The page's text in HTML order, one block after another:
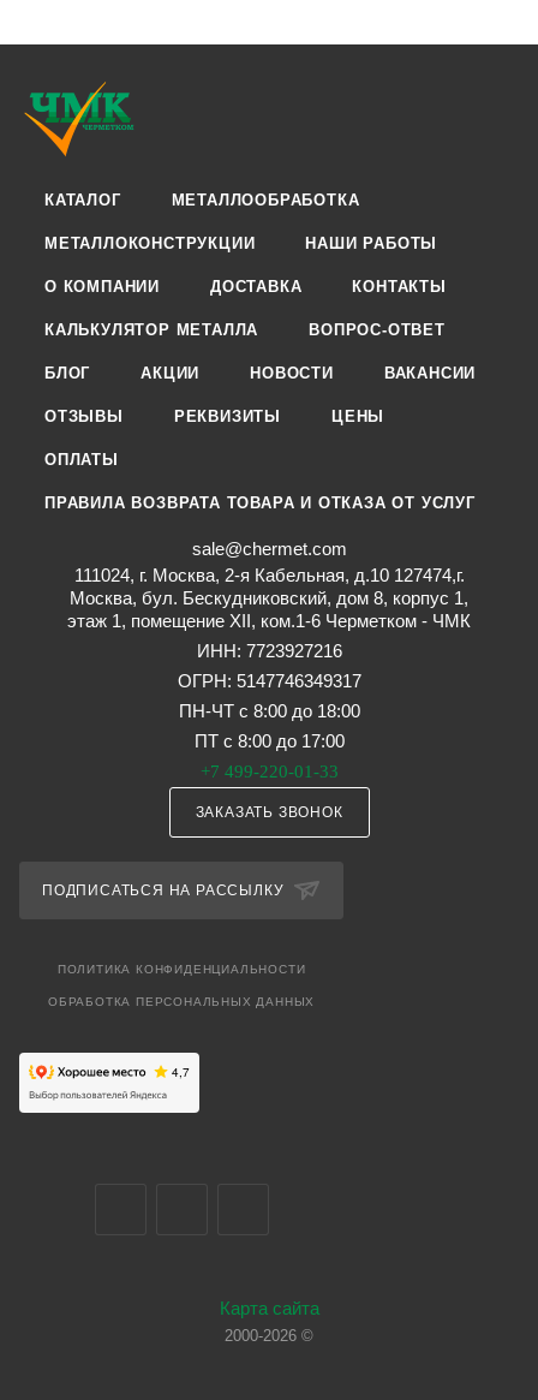
КАТАЛОГ МЕТАЛЛООБРАБОТКА
МЕТАЛЛОКОНСТРУКЦИИ НАШИ РАБОТЫ
О КОМПАНИИ ДОСТАВКА КОНТАКТЫ
КАЛЬКУЛЯТОР МЕТАЛЛА ВОПРОС-ОТВЕТ
БЛОГ АКЦИИ НОВОСТИ ВАКАНСИИ
ОТЗЫВЫ РЕКВИЗИТЫ ЦЕНЫ
ОПЛАТЫ
ПРАВИЛА ВОЗВРАТА ТОВАРА И ОТКАЗА ОТ УСЛУГ
sale@chermet.com
111024, г. Москва, 2-я Кабельная, д.10 127474,г.
Москва, бул. Бескудниковский, дом 8, корпус 1,
этаж 1, помещение XII, ком.1-6 Черметком - ЧМК
ИНН: 7723927216
ОГРН: 5147746349317
ПН-ЧТ с 8:00 до 18:00
ПТ с 8:00 до 17:00
+7 499-220-01-33
ЗАКАЗАТЬ ЗВОНОК
ПОДПИСАТЬСЯ НА РАССЫЛКУ
ПОЛИТИКА КОНФИДЕНЦИАЛЬНОСТИ
ОБРАБОТКА ПЕРСОНАЛЬНЫХ ДАННЫХ
Карта сайта
2000-2026 ©